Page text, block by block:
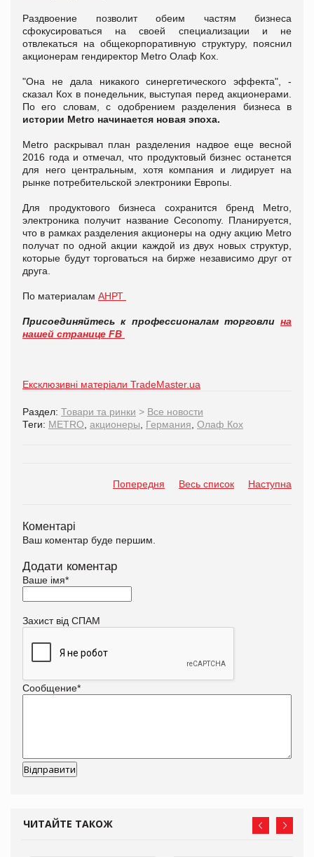
Раздвоение позволит обеим частям бизнеса
сфокусироваться на своей специализации и не
отвлекаться на общекорпоративную структуру, пояснил
акционерам гендиректор Metro Олаф Кох.
"Она не дала никакого синергетического эффекта", -
сказал Кох в понедельник, выступая перед акционерами.
По его словам, с одобрением разделения бизнеса в
истории Metro начинается новая эпоха.
Metro раскрывал план разделения надвое еще весной
2016 года и отмечал, что продуктовый бизнес останется
для него центральным, хотя компания и лидирует на
рынке потребительской электроники Европы.
Для продуктового бизнеса сохранится бренд Metro,
электроника получит название Ceconomy. Планируется,
что в рамках разделения акционеры на одну акцию Metro
получат по одной акции каждой из двух новых структур,
которые будут торговаться на бирже независимо друг от
друга.
По материалам АНРТ
Присоединяйтесь к профессионалам торговли на
нашей странице FB
Ексклюзивні матеріали TradeMaster.ua
Раздел: Товари та ринки > Все новости
Теги: METRO, акционеры, Германия, Олаф Кох
Попередня Весь список Наступна
Коментарі
Ваш коментар буде першим.
Додати коментар
Ваше імя*
Захист від СПАМ
Сообщение*
ЧИТАЙТЕ ТАКОЖ